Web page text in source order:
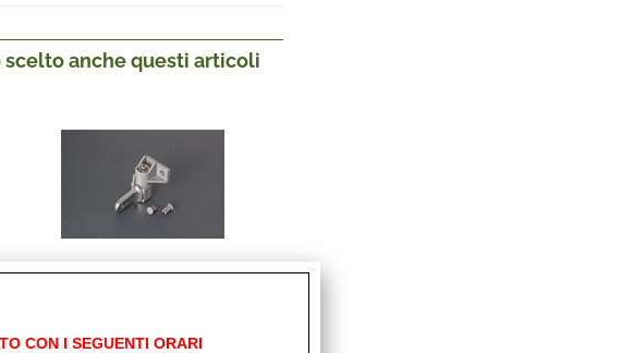
anche questi articoli
KIT SNODO PALINA SX
€ 19,03
CON I SEGUENTI ORARI